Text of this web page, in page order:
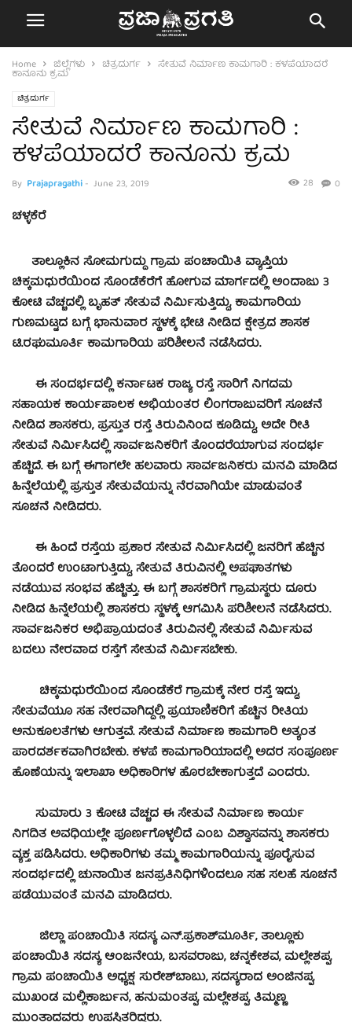
Home ಜಿಲ್ಲೆಗಳು ಚಿತ್ರದುರ್ಗ ಸೇತುವೆ ನಿರ್ಮಾಣ ಕಾಮಗಾರಿ : ಕಳಪೆಯಾದರೆ
ಕಾನೂನು ಕ್ರಮ
ಚಿತ್ರದುರ್ಗ
ಸೇತುವೆ ನಿರ್ಮಾಣ ಕಾಮಗಾರಿ :
ಕಳಪೆಯಾದರೆ ಕಾನೂನು ಕ್ರಮ
By Prajapragathi- June 23, 2019 0
28
ಚಳ್ಳಕೆರೆ
ತಾಲ್ಲೂಕಿನ ಸೋಮಗುದ್ದು ಗ್ರಾಮ ಪಂಚಾಯಿತಿ ವ್ಯಾಪ್ತಿಯ
ಚಿಕ್ಕಮಧುರೆಯಿಂದ ಸೊಂಡೆಕೆರೆಗೆ ಹೋಗುವ ಮಾರ್ಗದಲ್ಲಿ ಅಂದಾಜು 3
ಕೋಟಿ ವೆಚ್ಚದಲ್ಲಿ ಬೃಹತ್ ಸೇತುವೆ ನಿರ್ಮಿಸುತ್ತಿದ್ದು, ಕಾಮಗಾರಿಯ
ಗುಣಮಟ್ಟದ ಬಗ್ಗೆ ಭಾನುವಾರ ಸ್ಥಳಕ್ಕೆ ಭೇಟಿ ನೀಡಿದ ಕ್ಷೇತ್ರದ ಶಾಸಕ
ಟಿ.ರಘುಮೂರ್ತಿ ಕಾಮಗಾರಿಯ ಪರಿಶೀಲನೆ ನಡೆಸಿದರು.
ಈ ಸಂದರ್ಭದಲ್ಲಿ ಕರ್ನಾಟಕ ರಾಜ್ಯ ರಸ್ತೆ ಸಾರಿಗೆ ನಿಗದಮ
ಸಹಾಯಕ ಕಾರ್ಯಪಾಲಕ ಅಭಿಯಂತರ ಲಿಂಗರಾಜುವರಿಗೆ ಸೂಚನೆ
ನೀಡಿದ ಶಾಸಕರು, ಪ್ರಸ್ತುತ ರಸ್ತೆ ತಿರುವಿನಿಂದ ಕೂಡಿದ್ದು, ಅದೇ ರೀತಿ
ಸೇತುವೆ ನಿರ್ಮಿಸಿದಲ್ಲಿ ಸಾರ್ವಜನಿಕರಿಗೆ ತೊಂದರೆಯಾಗುವ ಸಂದರ್ಭ
ಹೆಚ್ಚಿದೆ. ಈ ಬಗ್ಗೆ ಈಗಾಗಲೇ ಹಲವಾರು ಸಾರ್ವಜನಿಕರು ಮನವಿ ಮಾಡಿದ
ಹಿನ್ನೆಲೆಯಲ್ಲಿ ಪ್ರಸ್ತುತ ಸೇತುವೆಯನ್ನು ನೆರವಾಗಿಯೇ ಮಾಡುವಂತೆ
ಸೂಚನೆ ನೀಡಿದರು.
ಈ ಹಿಂದೆ ರಸ್ತೆಯ ಪ್ರಕಾರ ಸೇತುವೆ ನಿರ್ಮಿಸಿದಲ್ಲಿ ಜನರಿಗೆ ಹೆಚ್ಚಿನ
ತೊಂದರೆ ಉಂಟಾಗುತ್ತಿದ್ದು, ಸೇತುವೆ ತಿರುವಿನಲ್ಲಿ ಅಪಘಾತಗಳು
ನಡೆಯುವ ಸಂಭವ ಹೆಚ್ಚಿತ್ತು. ಈ ಬಗ್ಗೆ ಶಾಸಕರಿಗೆ ಗ್ರಾಮಸ್ಥರು ದೂರು
ನೀಡಿದ ಹಿನ್ನೆಲೆಯಲ್ಲಿ ಶಾಸಕರು ಸ್ಥಳಕ್ಕೆ ಆಗಮಿಸಿ ಪರಿಶೀಲನೆ ನಡೆಸಿದರು.
ಸಾರ್ವಜನಿಕರ ಅಭಿಪ್ರಾಯದಂತೆ ತಿರುವಿನಲ್ಲಿ ಸೇತುವೆ ನಿರ್ಮಿಸುವ
ಬದಲು ನೇರವಾದ ರಸ್ತೆಗೆ ಸೇತುವೆ ನಿರ್ಮಿಸಬೇಕು.
ಚಿಕ್ಕಮಧುರೆಯಿಂದ ಸೊಂಡೆಕೆರೆ ಗ್ರಾಮಕ್ಕೆ ನೇರ ರಸ್ತೆ ಇದ್ದು,
ಸೇತುವೆಯೂ ಸಹ ನೇರವಾಗಿದ್ದಲ್ಲಿ ಪ್ರಯಾಣಿಕರಿಗೆ ಹೆಚ್ಚಿನ ರೀತಿಯ
ಅನುಕೂಲತೆಗಳು ಆಗುತ್ತವೆ. ಸೇತುವೆ ನಿರ್ಮಾಣ ಕಾಮಗಾರಿ ಅತ್ಯಂತ
ಪಾರದರ್ಶಕವಾಗಿರಬೇಕು. ಕಳಪೆ ಕಾಮಗಾರಿಯಾದಲ್ಲಿ ಅದರ ಸಂಪೂರ್ಣ
ಹೊಣೆಯನ್ನು ಇಲಾಖಾ ಅಧಿಕಾರಿಗಳ ಹೊರಬೇಕಾಗುತ್ತದೆ ಎಂದರು.
ಸುಮಾರು 3 ಕೋಟಿ ವೆಚ್ಚದ ಈ ಸೇತುವೆ ನಿರ್ಮಾಣ ಕಾರ್ಯ
ನಿಗದಿತ ಅವಧಿಯಲ್ಲೇ ಪೂರ್ಣಗೊಳ್ಳಲಿದೆ ಎಂಬ ವಿಶ್ವಾಸವನ್ನು ಶಾಸಕರು
ವ್ಯಕ್ತ ಪಡಿಸಿದರು. ಅಧಿಕಾರಿಗಳು ತಮ್ಮ ಕಾಮಗಾರಿಯನ್ನು ಪೂರೈಸುವ
ಸಂದರ್ಭದಲ್ಲಿ ಚುನಾಯಿತ ಜನಪ್ರತಿನಿಧಿಗಳಿಂದಲೂ ಸಹ ಸಲಹೆ ಸೂಚನೆ
ಪಡೆಯುವಂತೆ ಮನವಿ ಮಾಡಿದರು.
ಜಿಲ್ಲಾ ಪಂಚಾಯಿತಿ ಸದಸ್ಯ ಎನ್.ಪ್ರಕಾಶ್‍ಮೂರ್ತಿ, ತಾಲ್ಲೂಕು
ಪಂಚಾಯಿತಿ ಸದಸ್ಯ ಆಂಜನೇಯ, ಬಸವರಾಜು, ಚನ್ನಕೇಶವ, ಮಲ್ಲೇಶಪ್ಪ,
ಗ್ರಾಮ ಪಂಚಾಯಿತಿ ಅಧ್ಯಕ್ಷ ಸುರೇಶ್‍ಬಾಬು, ಸದಸ್ಯರಾದ ಅಂಜಿನಪ್ಪ,
ಮುಖಂಡ ಮಲ್ಲಿಕಾರ್ಜುನ, ಹನುಮಂತಪ್ಪ, ಮಲ್ಲೇಶಪ್ಪ, ತಿಮ್ಮಣ್ಣ